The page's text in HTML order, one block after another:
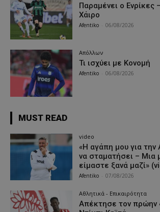
Παραμένει ο Ενρίκες
Χάιρο
Afentiko 06/08/2026
Απόλλων
Τι ισχύει με Κονομή
Afentiko 06/08/2026
MUST READ
video
«Η αγάπη μου για την
να σταματήσει – Μια
είμαστε ξανά μαζί»
Afentiko 07/08/2026
Αθλητικά - Επικαιρότητα
Απέκτησε τον πρώην